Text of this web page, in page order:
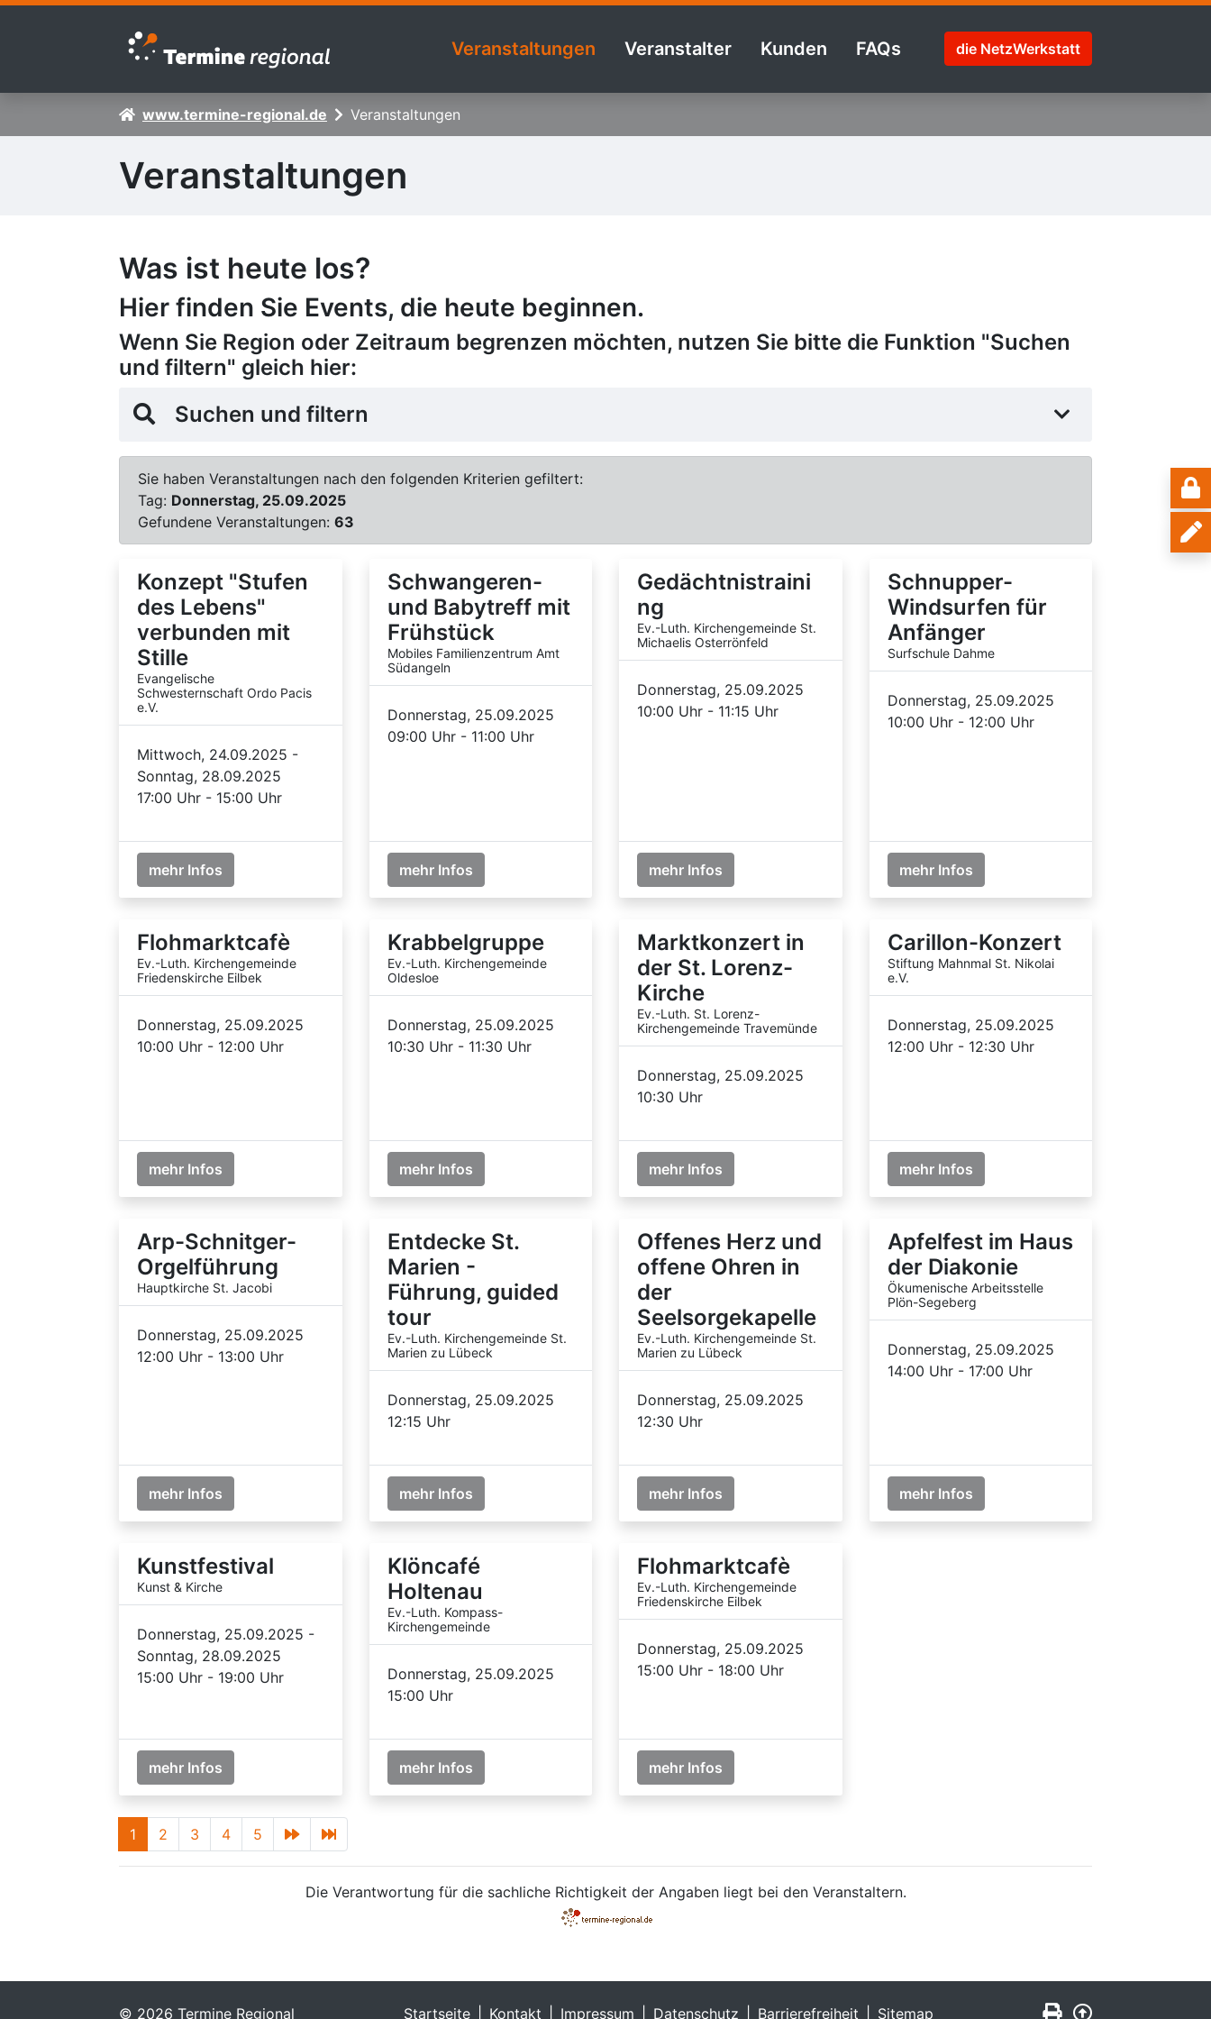
Zur Navigation springen
Zum Inhalt springen
Veranstaltungen Veranstalter Kunden FAQs die NetzWerkstatt
www.termine-regional.de Veranstaltungen
Veranstaltungen
Was ist heute los?
Hier finden Sie Events, die heute beginnen.
Wenn Sie Region oder Zeitraum begrenzen möchten, nutzen Sie bitte die Funktion "Suchen
und filtern" gleich hier:
Suchen und filtern
Sie haben Veranstaltungen nach den folgenden Kriterien gefiltert:
Tag: Donnerstag, 25.09.2025
Gefundene Veranstaltungen: 63
Konzept "Stufen
des Lebens"
verbunden mit
Stille
Evangelische
Schwesternschaft Ordo Pacis
e.V.
Mittwoch, 24.09.2025 -
Sonntag, 28.09.2025
17:00 Uhr - 15:00 Uhr
mehr Infos
Schwangeren-
und Babytreff mit
Frühstück
Mobiles Familienzentrum Amt
Südangeln
Donnerstag, 25.09.2025
09:00 Uhr - 11:00 Uhr
mehr Infos
Gedächtnistraini
ng
Ev.-Luth. Kirchengemeinde St.
Michaelis Osterrönfeld
Donnerstag, 25.09.2025
10:00 Uhr - 11:15 Uhr
mehr Infos
Schnupper-
Windsurfen für
Anfänger
Surfschule Dahme
Donnerstag, 25.09.2025
10:00 Uhr - 12:00 Uhr
mehr Infos
Flohmarktcafè
Ev.-Luth. Kirchengemeinde
Friedenskirche Eilbek
Donnerstag, 25.09.2025
10:00 Uhr - 12:00 Uhr
mehr Infos
Krabbelgruppe
Ev.-Luth. Kirchengemeinde
Oldesloe
Donnerstag, 25.09.2025
10:30 Uhr - 11:30 Uhr
mehr Infos
Marktkonzert in
der St. Lorenz-
Kirche
Ev.-Luth. St. Lorenz-
Kirchengemeinde Travemünde
Donnerstag, 25.09.2025
10:30 Uhr
mehr Infos
Carillon-Konzert
Stiftung Mahnmal St. Nikolai
e.V.
Donnerstag, 25.09.2025
12:00 Uhr - 12:30 Uhr
mehr Infos
Arp-Schnitger-
Orgelführung
Hauptkirche St. Jacobi
Donnerstag, 25.09.2025
12:00 Uhr - 13:00 Uhr
mehr Infos
Entdecke St.
Marien -
Führung, guided
tour
Ev.-Luth. Kirchengemeinde St.
Marien zu Lübeck
Donnerstag, 25.09.2025
12:15 Uhr
mehr Infos
Offenes Herz und
offene Ohren in
der
Seelsorgekapelle
Ev.-Luth. Kirchengemeinde St.
Marien zu Lübeck
Donnerstag, 25.09.2025
12:30 Uhr
mehr Infos
Apfelfest im Haus
der Diakonie
Ökumenische Arbeitsstelle
Plön-Segeberg
Donnerstag, 25.09.2025
14:00 Uhr - 17:00 Uhr
mehr Infos
Kunstfestival
Kunst & Kirche
Donnerstag, 25.09.2025 -
Sonntag, 28.09.2025
15:00 Uhr - 19:00 Uhr
mehr Infos
Klöncafé
Holtenau
Ev.-Luth. Kompass-
Kirchengemeinde
Donnerstag, 25.09.2025
15:00 Uhr
mehr Infos
Flohmarktcafè
Ev.-Luth. Kirchengemeinde
Friedenskirche Eilbek
Donnerstag, 25.09.2025
15:00 Uhr - 18:00 Uhr
mehr Infos
1 2 3 4 5
Die Verantwortung für die sachliche Richtigkeit der Angaben liegt bei den Veranstaltern.
© 2026 Termine Regional Startseite Kontakt Impressum Datenschutz Barrierefreiheit Sitemap Seite drucken
Zurück nach